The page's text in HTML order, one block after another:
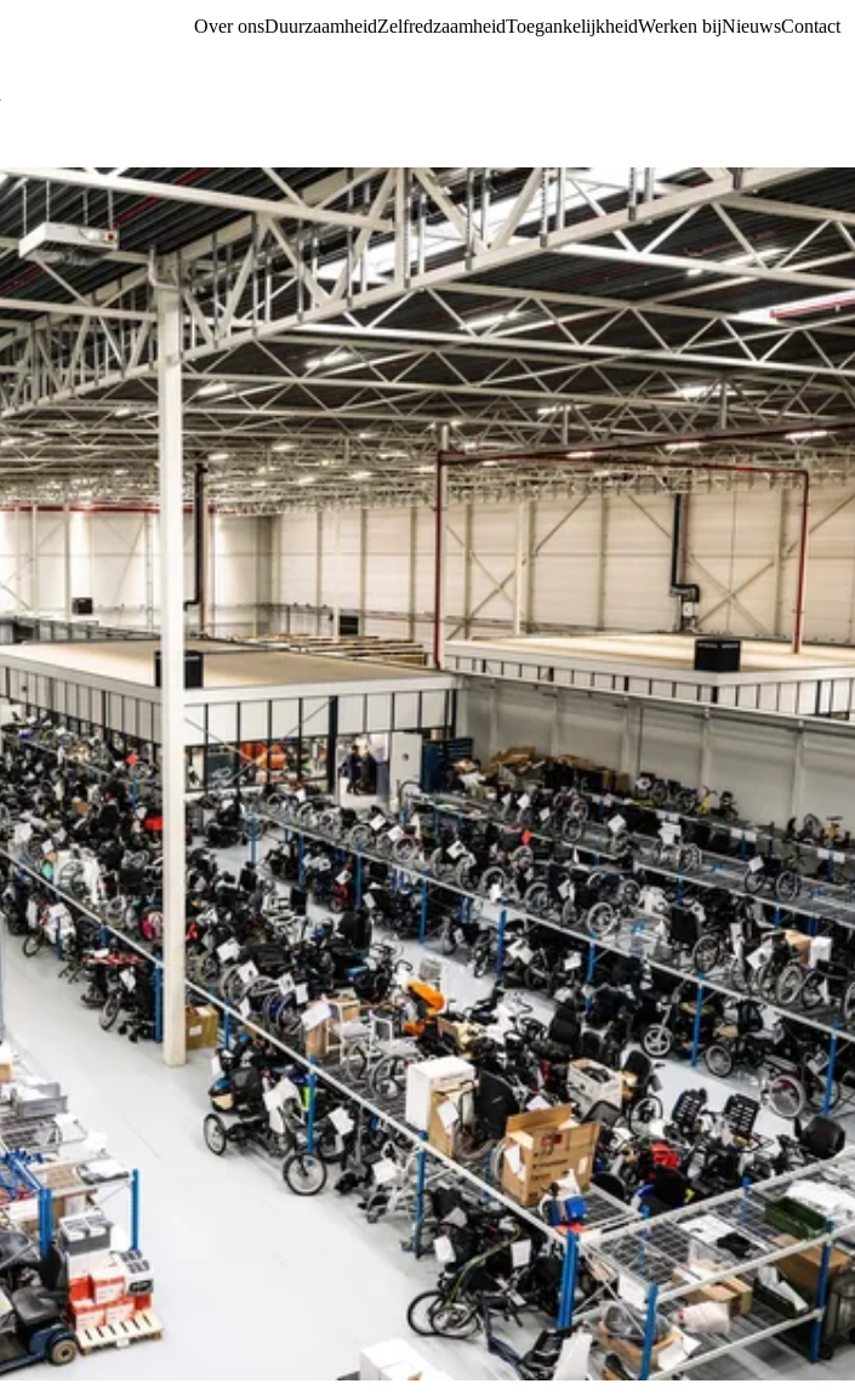
Over onsDuurzaamheidZelfredzaamheidToegankelijkheidWerken bijNieuwsContact